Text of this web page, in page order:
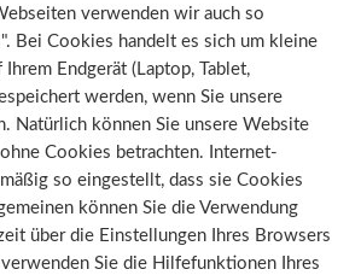
verwenden wir auch so
Bei Cookies handelt es sich um kleine
Ihrem Endgerät (Laptop, Tablet,
werden, wenn Sie unsere
Natürlich können Sie unsere Website
Cookies betrachten. Internet-
so eingestellt, dass sie Cookies
können Sie die Verwendung
über die Einstellungen Ihres Browsers
Sie die Hilfefunktionen Ihres